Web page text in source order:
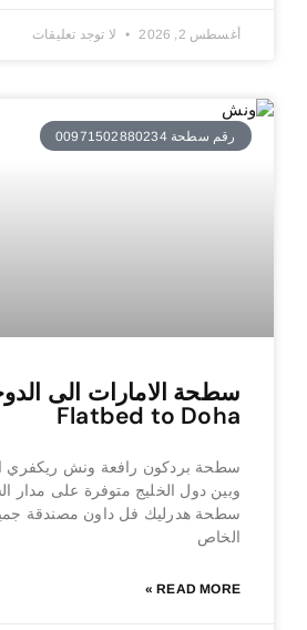
أغسطس 2, 2026 لا توجد تعليقات
رقم سطحة 00971502880234
Flatbed to Doha
سطحة بردكون رافعة ونش ريكفري
وبين دول الخليج متوفرة على مدار
سطحة هدرليك فل داون مصندقة
الخاص
READ MORE »